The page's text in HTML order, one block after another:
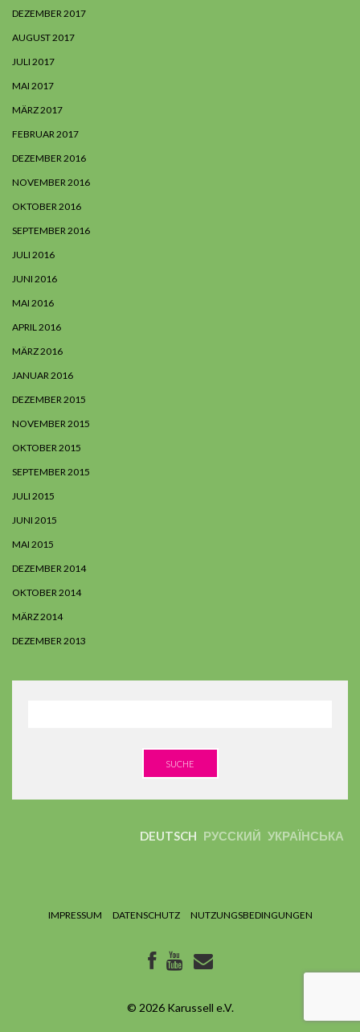
DEZEMBER 2017
AUGUST 2017
JULI 2017
MAI 2017
MÄRZ 2017
FEBRUAR 2017
DEZEMBER 2016
NOVEMBER 2016
OKTOBER 2016
SEPTEMBER 2016
JULI 2016
JUNI 2016
MAI 2016
APRIL 2016
MÄRZ 2016
JANUAR 2016
DEZEMBER 2015
NOVEMBER 2015
OKTOBER 2015
SEPTEMBER 2015
JULI 2015
JUNI 2015
MAI 2015
DEZEMBER 2014
OKTOBER 2014
MÄRZ 2014
DEZEMBER 2013
SUCHE
DEUTSCH РУССКИЙ УКРАЇНСЬКА
IMPRESSUM DATENSCHUTZ NUTZUNGSBEDINGUNGEN
© 2026 Karussell e.V.